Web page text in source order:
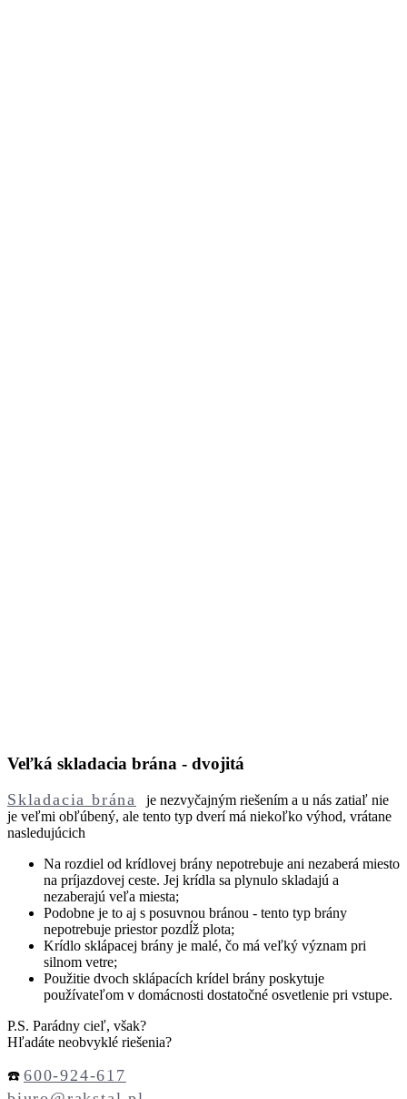
Veľká skladacia brána - dvojitá
Skladacia brána
je nezvyčajným riešením a u nás zatiaľ nie
je veľmi obľúbený, ale tento typ dverí má niekoľko výhod, vrátane
nasledujúcich
Na rozdiel od krídlovej brány nepotrebuje ani nezaberá miesto
na príjazdovej ceste. Jej krídla sa plynulo skladajú a
nezaberajú veľa miesta;
Podobne je to aj s posuvnou bránou - tento typ brány
nepotrebuje priestor pozdĺž plota;
Krídlo sklápacej brány je malé, čo má veľký význam pri
silnom vetre;
Použitie dvoch sklápacích krídel brány poskytuje
používateľom v domácnosti dostatočné osvetlenie pri vstupe.
P.S. Parádny cieľ, však?
Hľadáte neobvyklé riešenia?
☎️ 600-924-617